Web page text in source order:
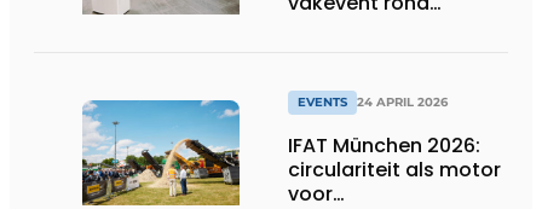
EVENTS 24 APRIL 2026
IFAT München 2026:
circulariteit als motor
voor